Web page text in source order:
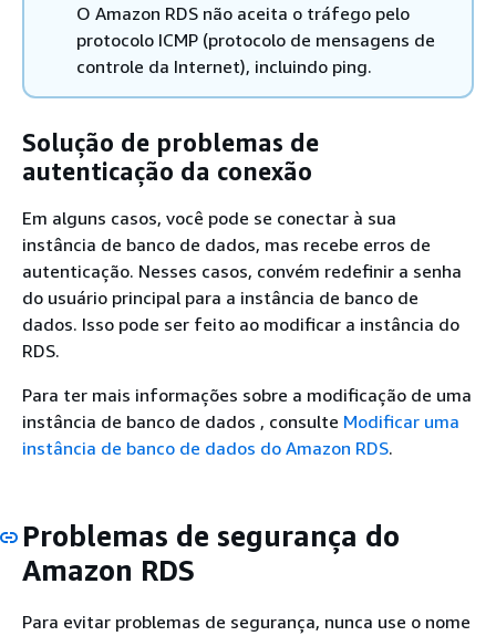
O Amazon RDS não aceita o tráfego pelo
protocolo ICMP (protocolo de mensagens de
controle da Internet), incluindo ping.
Solução de problemas de
autenticação da conexão
Em alguns casos, você pode se conectar à sua
instância de banco de dados, mas recebe erros de
autenticação. Nesses casos, convém redefinir a senha
do usuário principal para a instância de banco de
dados. Isso pode ser feito ao modificar a instância do
RDS.
Para ter mais informações sobre a modificação de uma
instância de banco de dados , consulte Modificar uma
instância de banco de dados do Amazon RDS.
Problemas de segurança do
Amazon RDS
Para evitar problemas de segurança, nunca use o nome